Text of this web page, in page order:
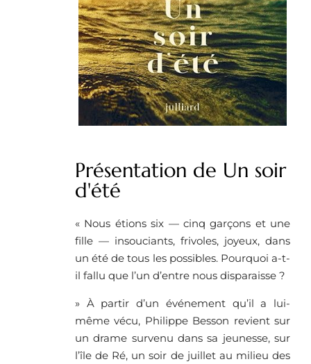
Présentation de Un soir
d'été
« Nous étions six — cinq garçons et une
fille — insouciants, frivoles, joyeux, dans
un été de tous les possibles. Pourquoi a-t-
il fallu que l’un d’entre nous disparaisse ?
» À partir d’un événement qu’il a lui-
même vécu, Philippe Besson revient sur
un drame survenu dans sa jeunesse, sur
l’île de Ré, un soir de juillet au milieu des